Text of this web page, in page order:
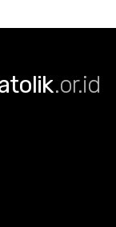
.or.id